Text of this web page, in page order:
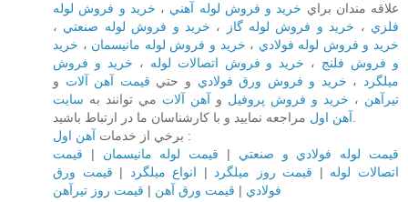
علاقه مندان براي خريد و فروش لوله آهني ، خريد و فروش لوله
فلزي ، خريد و فروش لوله گاز ، خريد و فروش لوله صنعتي ،
خريد و فروش لوله فولادي ، خريد و فروش لوله مانيسمان ، خريد
و فروش فلنج ، خريد و فروش اتصالات لوله ، خريد و فروش
ميلگرد، خريد و فروش ورق فولادي و حتي قيمت آهن آلات و
تيرآهن ، خريد و فروش پروفيل و آهن آلات مي توانند به سايت
آهن اولمراجعه نماييد و با کارشناسان ما در ارتباط باشيد.
برخي از خدمات :
قيمت لوله فولادي و صنعتي | قيمت لوله مانيسمان | قيمت
اتصالات لوله | قيمت روز ميلگرد| انواع ميلگرد | قيمت ورق
فولادي | قيمت ورق آهن | قيمت روز تيرآهن